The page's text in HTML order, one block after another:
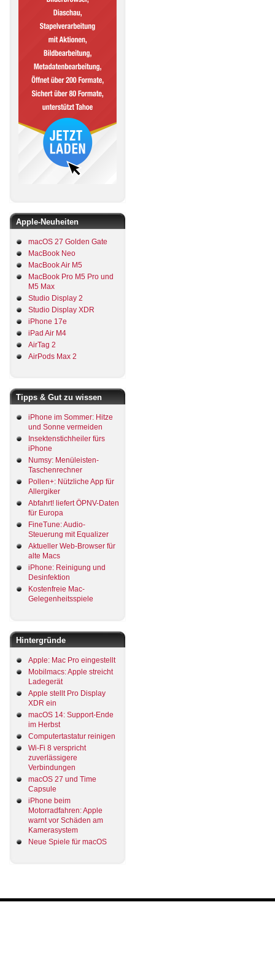
Apple-Neuheiten
macOS 27 Golden Gate
MacBook Neo
MacBook Air M5
MacBook Pro M5 Pro und
M5 Max
Studio Display 2
Studio Display XDR
iPhone 17e
iPad Air M4
AirTag 2
AirPods Max 2
Tipps & Gut zu wissen
iPhone im Sommer: Hitze
und Sonne vermeiden
Insektenstichheiler fürs
iPhone
Numsy: Menüleisten-
Taschenrechner
Pollen+: Nützliche App für
Allergiker
Abfahrt! liefert ÖPNV-Daten
für Europa
FineTune: Audio-
Steuerung mit Equalizer
Aktueller Web-Browser für
alte Macs
iPhone: Reinigung und
Desinfektion
Kostenfreie Mac-
Gelegenheitsspiele
Hintergründe
Apple: Mac Pro eingestellt
Mobilmacs: Apple streicht
Ladegerät
Apple stellt Pro Display
XDR ein
macOS 14: Support-Ende
im Herbst
Computertastatur reinigen
Wi-Fi 8 verspricht
zuverlässigere
Verbindungen
macOS 27 und Time
Capsule
iPhone beim
Motorradfahren: Apple
warnt vor Schäden am
Kamerasystem
Neue Spiele für macOS